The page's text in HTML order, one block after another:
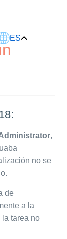
ES
,
no se
de
a la
la tarea no